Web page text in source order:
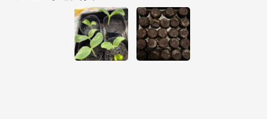
創業100年以上の国内最大手種苗メーカー、サカタの
タネが運営するオンラインショップです。花と野菜、
園芸用品を中心に、ガーデニングを愛好される皆様の
お役に立つ商品を多数ご紹介しています！